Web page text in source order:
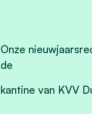
Onze
de
kantine van KVV